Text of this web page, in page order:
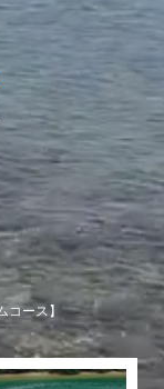
ース】